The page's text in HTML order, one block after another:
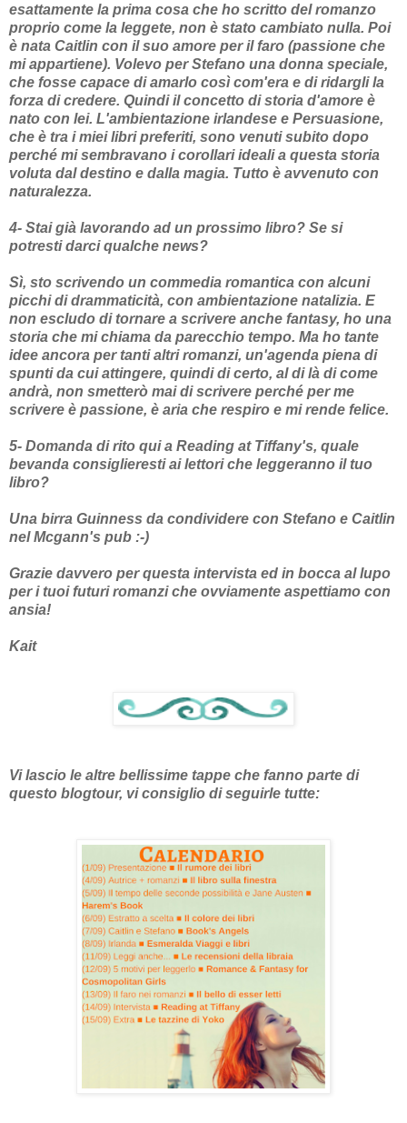
esattamente la prima cosa che ho scritto del romanzo
proprio come la leggete, non è stato cambiato nulla. Poi
è nata Caitlin con il suo amore per il faro (passione che
mi appartiene). Volevo per Stefano una donna speciale,
che fosse capace di amarlo così com'era e di ridargli la
forza di credere. Quindi il concetto di storia d'amore è
nato con lei. L'ambientazione irlandese e Persuasione,
che è tra i miei libri preferiti, sono venuti subito dopo
perché mi sembravano i corollari ideali a questa storia
voluta dal destino e dalla magia. Tutto è avvenuto con
naturalezza.
4- Stai già lavorando ad un prossimo libro? Se si
potresti darci qualche news?
Sì, sto scrivendo un commedia romantica con alcuni
picchi di drammaticità, con ambientazione natalizia. E
non escludo di tornare a scrivere anche fantasy, ho una
storia che mi chiama da parecchio tempo. Ma ho tante
idee ancora per tanti altri romanzi, un'agenda piena di
spunti da cui attingere, quindi di certo, al di là di come
andrà, non smetterò mai di scrivere perché per me
scrivere è passione, è aria che respiro e mi rende felice.
5- Domanda di rito qui a Reading at Tiffany's, quale
bevanda consiglieresti ai lettori che leggeranno il tuo
libro?
Una birra Guinness da condividere con Stefano e Caitlin
nel Mcgann's pub :-)
Grazie davvero per questa intervista ed in bocca al lupo
per i tuoi futuri romanzi che ovviamente aspettiamo con
ansia!
Kait
Vi lascio le altre bellissime tappe che fanno parte di
questo blogtour, vi consiglio di seguirle tutte: